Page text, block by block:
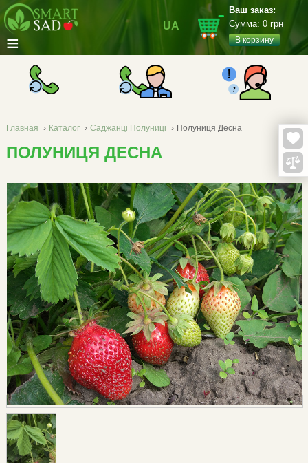
≡
UA
Ваш заказ:
Сумма: 0 грн
В корзину
Главная › Каталог › Саджанці Полуниці › Полуниця Десна
ПОЛУНИЦЯ ДЕСНА